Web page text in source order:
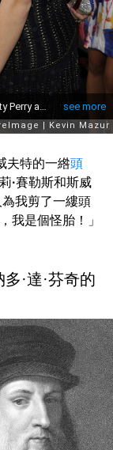
夫特的一綹頭
·賽勒斯和斯威
我剪了一縷頭
我是個怪胎！」
·達·芬奇的